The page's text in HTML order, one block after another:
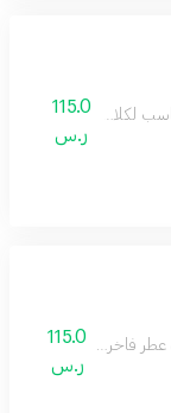
لكلا الجنسين عطر
115.0
ر.س
عطر فاخر مزيج من
115.0
ر.س